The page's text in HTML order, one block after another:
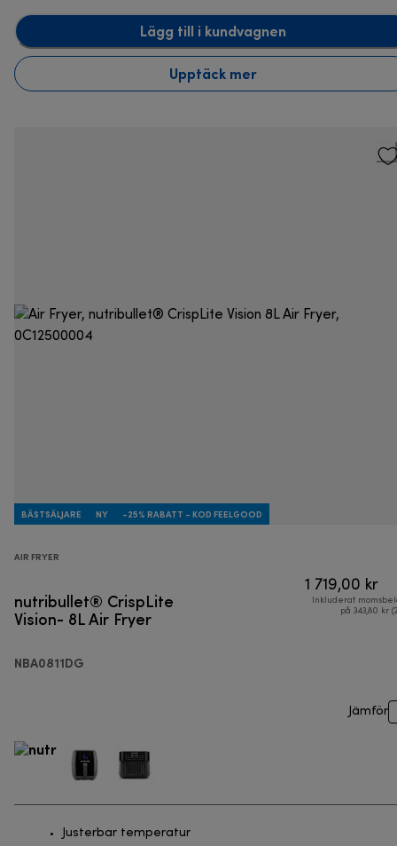
Lägg till i kundvagnen
Upptäck mer
BÄSTSÄLJARE NY -25% RABATT - KOD FEELGOOD
AIR FRYER
nutribullet® CrispLite
Vision- 8L Air Fryer
NBA0811DG
1 719,00 kr
Inkluderat
på 343,80 kr
Jämför
Justerbar temperatur